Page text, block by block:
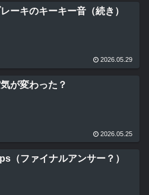
ーキのキーキー音（続き）
2026.05.29
が変わった？
2026.05.25
（ファイナルアンサー？）